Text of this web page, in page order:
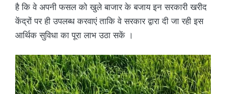
है कि वे अपनी फसल को खुले बाजार के बजाय इन सरकारी खरीद
केंद्रों पर ही उपलब्ध करवाएं ताकि वे सरकार द्वारा दी जा रही इस
आर्थिक सुविधा का पूरा लाभ उठा सकें ।